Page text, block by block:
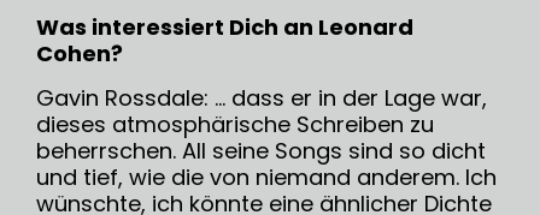
Was interessiert Dich an Leonard
Cohen?
Gavin Rossdale: … dass er in der Lage war,
dieses atmosphärische Schreiben zu
beherrschen. All seine Songs sind so dicht
und tief, wie die von niemand anderem. Ich
wünschte, ich könnte eine ähnlicher Dichte